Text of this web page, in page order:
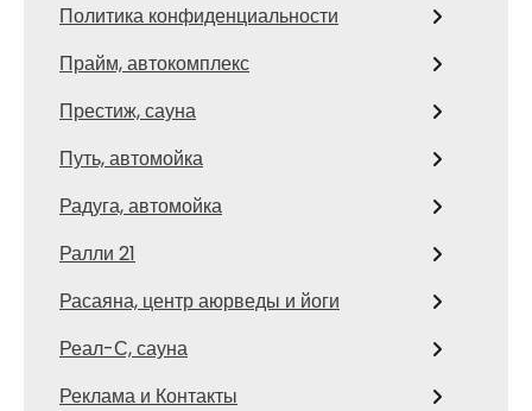
Политика конфиденциальности
Прайм, автокомплекс
Престиж, сауна
Путь, автомойка
Радуга, автомойка
Ралли 21
Расаяна, центр аюрведы и йоги
Реал-С, сауна
Реклама и Контакты